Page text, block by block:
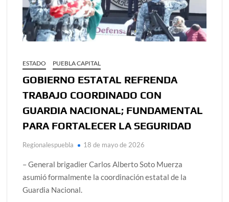
ESTADO PUEBLA CAPITAL
GOBIERNO ESTATAL REFRENDA
TRABAJO COORDINADO CON
GUARDIA NACIONAL; FUNDAMENTAL
PARA FORTALECER LA SEGURIDAD
Regionalespuebla 18 de mayo de 2026
– General brigadier Carlos Alberto Soto Muerza
asumió formalmente la coordinación estatal de la
Guardia Nacional.